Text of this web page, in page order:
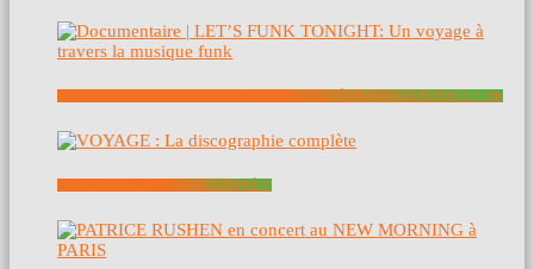
DOCUMENTAIRE | LET’S FUNK TONIGHT: UN VOYAGE À TRAVERS LA MUSIQUE FUNK
VOYAGE : LA DISCOGRAPHIE COMPLÈTE